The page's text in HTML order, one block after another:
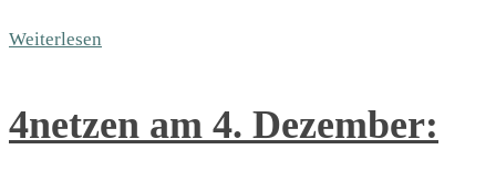
Weiterlesen
4netzen am 4. Dezember: